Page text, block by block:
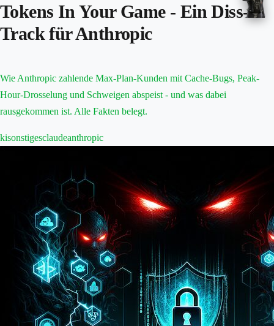
Tokens In Your Game - Ein Diss-
Track für Anthropic
Wie Anthropic zahlende Max-Plan-Kunden mit Cache-Bugs, Peak-
Hour-Drosselung und Schweigen abspeist - und was dabei
rausgekommen ist. Alle Fakten belegt.
kisonstigesclaudeanthropic